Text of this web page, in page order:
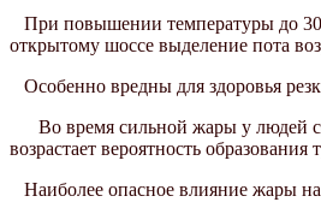
При повышении температуры до
открытому шоссе выделение пота
Особенно вредны для здоровья
Во время сильной жары у людей со
возрастает вероятность образования
Наиболее опасное влияние жары